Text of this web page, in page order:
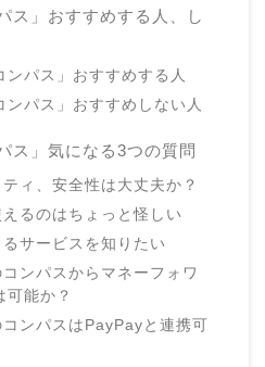
ス」おすすめする人、し
ンパス」おすすめする人
ンパス」おすすめしない人
ス」気になる3つの質問
ィ、安全性は大丈夫か？
るのはちょっと怪しい
サービスを知りたい
ンパスからマネーフォワ
可能か？
ンパスはPayPayと連携可